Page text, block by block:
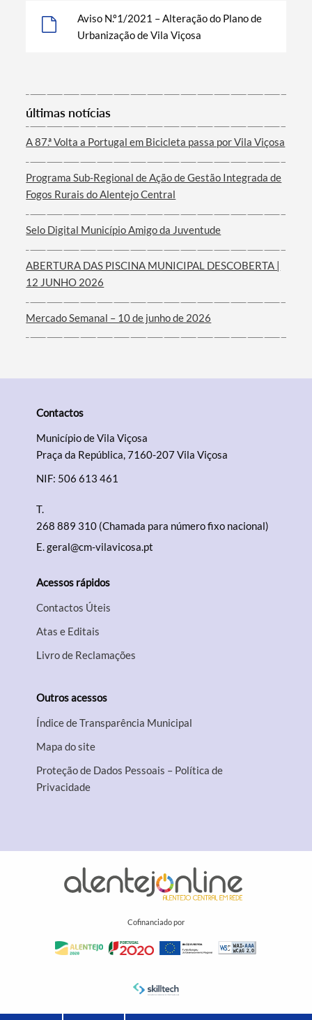
Termo de Pesquisa
Categorias gerais
Filtros
Aviso N.º1/2021 – Alteração do Plano de
Urbanização de Vila Viçosa
últimas notícias
A 87.ª Volta a Portugal em Bicicleta passa por Vila Viçosa
Programa Sub-Regional de Ação de Gestão Integrada de
Fogos Rurais do Alentejo Central
Selo Digital Município Amigo da Juventude
ABERTURA DAS PISCINA MUNICIPAL DESCOBERTA |
12 JUNHO 2026
Mercado Semanal – 10 de junho de 2026
Contactos
Município de Vila Viçosa
Praça da República, 7160-207 Vila Viçosa
NIF: 506 613 461
T.
268 889 310 (Chamada para número fixo nacional)
E.geral@cm-vilavicosa.pt
Acessos rápidos
Contactos Úteis
Atas e Editais
Livro de Reclamações
Outros acessos
Índice de Transparência Municipal
Mapa do site
Proteção de Dados Pessoais – Política de
Privacidade
Cofinanciado por